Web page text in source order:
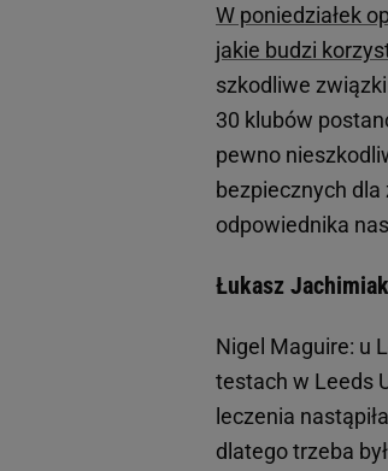
W poniedziałek
jakie budzi
szkodliwe
30 klubów
pewno
bezpiecznych
odpowiednika
Łukasz
Nigel Maguire: u
testach w Leeds
leczenia
dlatego trzeba